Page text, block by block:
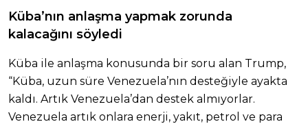
Küba’nın anlaşma yapmak zorunda
kalacağını söyledi
Küba ile anlaşma konusunda bir soru alan Trump,
“Küba, uzun süre Venezuela’nın desteğiyle ayakta
kaldı. Artık Venezuela’dan destek almıyorlar.
Venezuela artık onlara enerji, yakıt, petrol ve para